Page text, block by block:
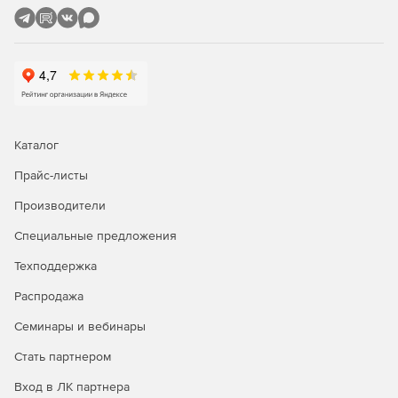
конденсаторов и т. д.
проводов на опорах.
абстрактных взаимоиндукций.
модели и результатов расчета.
Разбитие графического изображения схемы сети на
принтер формата от А4 до А0, а также передача этой
Вывод выходных таблиц на системный принтер или
Каталог
Прайс-листы
Производители
Специальные предложения
Техподдержка
Распродажа
Семинары и вебинары
Стать партнером
Вход в ЛК партнера